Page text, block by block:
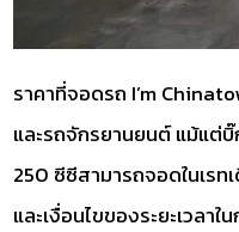
ราคาที่จอดรถ I’m
และรถจักรยานยนต์ แม้แต่
250 ซีซีสามารถจอดในเร
และเงื่อนไขของระยะเวลา